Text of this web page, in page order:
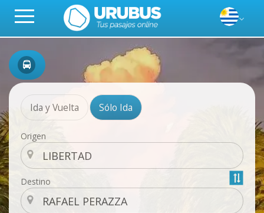
Ida y Vuelta Sólo Ida
Origen
Destino